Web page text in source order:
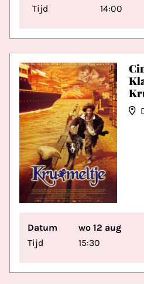
Datum
wo 12 aug
Tijd
15:30
Tijd
14:00